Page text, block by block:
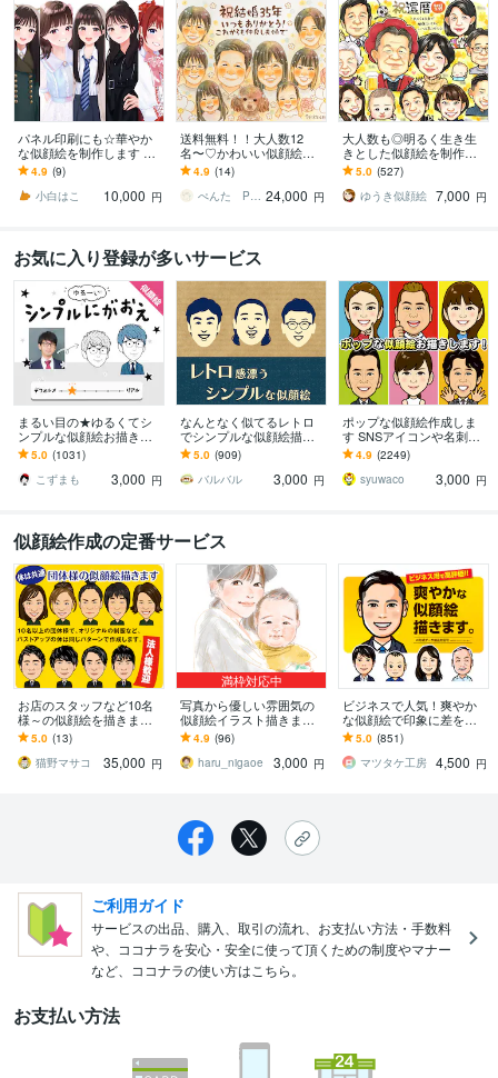
パネル印刷にも☆華やか
な似顔絵を制作します 多
様なサイズに対応可◎大
切な日の一枚に。
4.9 (9)
小白はこ
10,000 円
送料無料！！大人数12
名〜♡かわいい似顔絵描
きます ♡還暦祝い/記念日/
古希祝い/米寿祝い/傘寿祝
い/プレゼント
4.9 (14)
ぺんた Pengin Smile 24,000 円
大人数も◎明るく生き生
きとした似顔絵を制作し
ます ✦送料込み✦長寿祝
い、記念日、プレゼン
ト、ご自宅用に♪
5.0 (527)
ゆうき似顔絵 7,000 円
お気に入り登録が多いサービス
まるい目の★ゆるくてシ
ンプルな似顔絵お描きし
ます ゆる～い感じにした
い、似すぎない方が‥と
いう方にオススメ！
5.0 (1031)
こずまも
3,000 円
なんとなく似てるレトロ
でシンプルな似顔絵描き
ます 懐かしくて新しい。
ほんのり昭和テイストの
やさしい似顔絵
5.0 (909)
バルバル
3,000 円
ポップな似顔絵作成しま
す SNSアイコンや名刺、
プレゼント用にポップな
似顔絵作成します
4.9 (2249)
syuwaco
3,000 円
似顔絵作成の定番サービス
お店のスタッフなど10名
様～の似顔絵を描きます
お揃いの制服やユニホー
ム姿の似顔絵で統一感、
誠実度アップ！
5.0 (13)
猫野マサコ
35,000 円
満枠対応中
写真から優しい雰囲気の
似顔絵イラスト描きます
記念日/贈り物/お祝い等大
切な機会に♪ご満足いくま
で調整◎
4.9 (96)
haru_nigaoe
3,000 円
ビジネスで人気！爽やか
な似顔絵で印象に差をつ
けます 清潔感、誠実さが
伝わる！ 名刺などのビジ
ネスやSNSに最適。
5.0 (851)
マツタケ工房 4,500 円
ご利用ガイド
サービスの出品、購入、取引の流れ、お支払い方法・手数料
や、ココナラを安心・安全に使って頂くための制度やマナー
など、ココナラの使い方はこちら。
お支払い方法